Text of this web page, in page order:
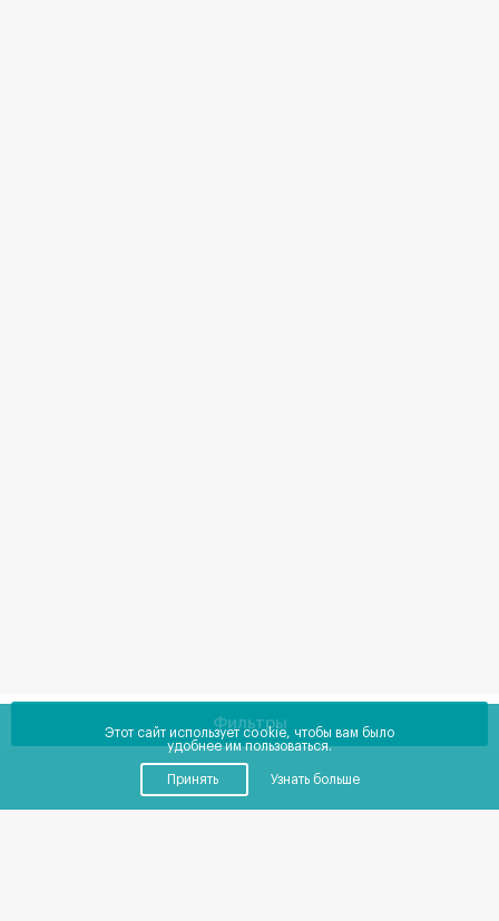
Фильтры
Этот сайт использует cookie, чтобы вам было
удобнее им пользоваться.
Принять Узнать больше